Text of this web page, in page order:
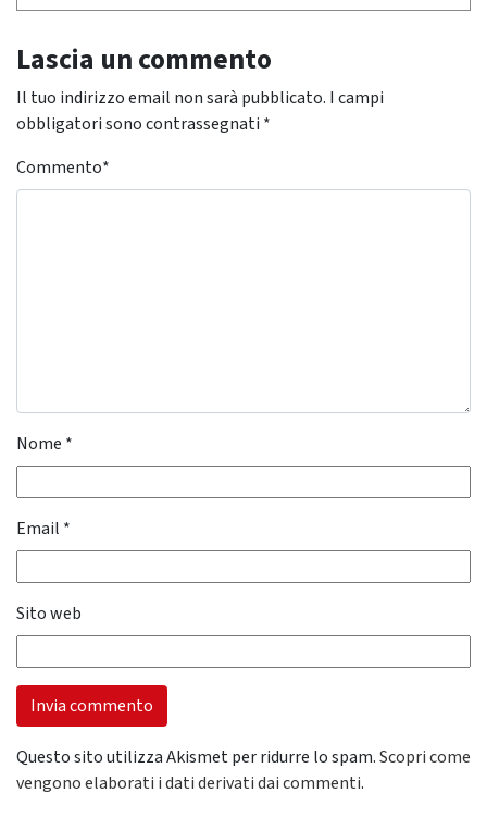
Lascia un commento
Il tuo indirizzo email non sarà pubblicato. I campi
obbligatori sono contrassegnati *
Commento*
Nome *
Email *
Sito web
Questo sito utilizza Akismet per ridurre lo spam.Scopri come
vengono elaborati i dati derivati dai commenti.